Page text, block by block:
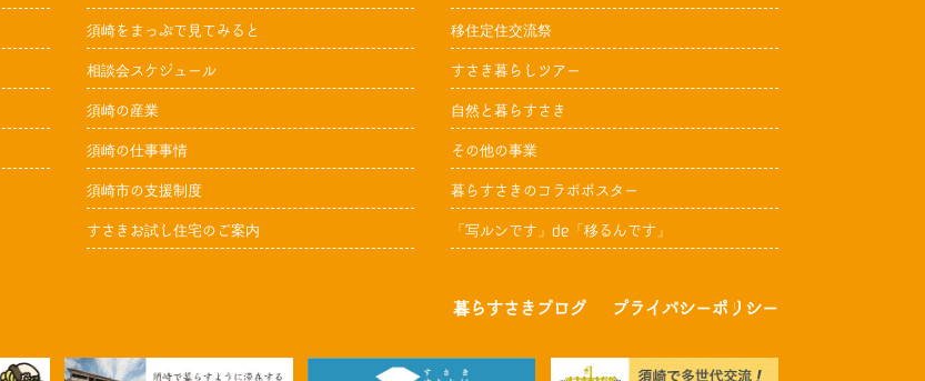
須崎をまっぷで見てみると
相談会スケジュール
須崎の産業
須崎の仕事事情
須崎市の支援制度
すさきお試し住宅のご案内
移住定住交流祭
すさき暮らしツアー
自然と暮らすさき
その他の事業
暮らすさきのコラボポスター
「写ルンです」de「移るんです」
暮らすさきブログ プライバシーポリシー